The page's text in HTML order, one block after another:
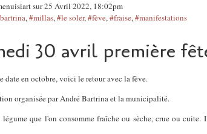
sur 25 Avril 2022, 18:02pm
,#millas,#le soler,#fève,#fraise,#manifestations
30 avril première
date en octobre, voici le retour avec la fève.
organisée par André Bartrina et la municipalité.
que l'on consomme fraîche ou sèche, crue ou